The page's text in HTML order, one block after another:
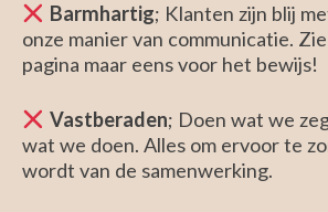
Barmhartig; Klanten zijn blij
onze manier van communicatie.
pagina maar eens voor het bewijs!
Vastberaden; Doen wat we
wat we doen. Alles om ervoor te
wordt van de samenwerking.